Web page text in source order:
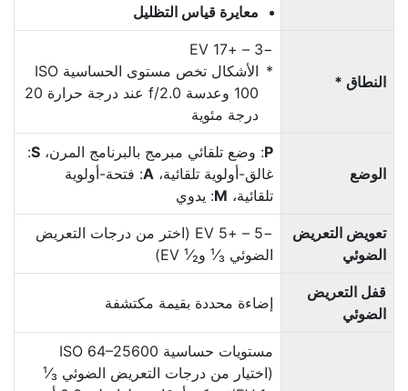
معايرة قياس التظليل
النطاق *
−3 – +‏17 EV
الأشكال تخص مستوى الحساسية ISO
100 وعدسة f/2.0 عند درجة حرارة 20
درجة مئوية
الوضع
P: وضع تلقائي مبرمج بالبرنامج المرن، S
:
غالق-أولوية تلقائية، A: فتحة-أولوية
تلقائية، M: يدوي
تعويض التعريض
الضوئي
−5 – +‏5 EV (اختر من درجات التعريض
الضوئي ¹⁄₃ و¹⁄₂ ‏EV)
قفل التعريض
الضوئي
إضاءة محددة بقيمة مكتشفة
مستويات حساسية ISO 64–25600
(اختيار من درجات التعريض الضوئي ¹⁄₃